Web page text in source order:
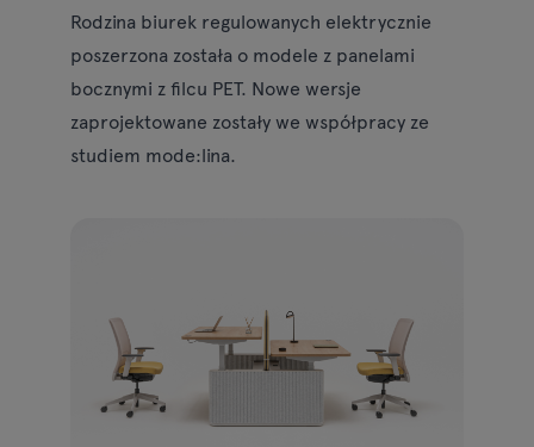
Rodzina biurek regulowanych elektrycznie
poszerzona została o modele z panelami
bocznymi z filcu PET. Nowe wersje
zaprojektowane zostały we współpracy ze
studiem mode:lina.